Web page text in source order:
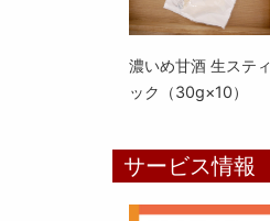
濃いめ甘酒 生スティ
ック（30g×10）
サービス情報